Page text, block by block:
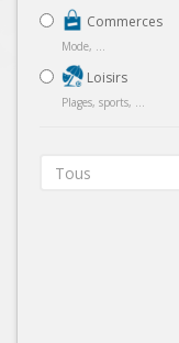
Commerces
Mode, ...
Loisirs
Plages, sports, ...
Tous